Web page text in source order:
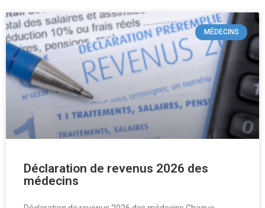
MÉDECINS
Déclaration de revenus 2026 des
médecins